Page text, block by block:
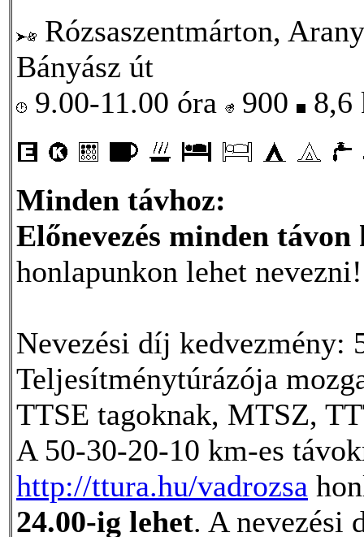
Rózsaszentmárton,
Bányász út
9.00-11.00 óra
900
Minden távhoz:
Előnevezés minden távon
honlapunkon lehet nevezni!
Nevezési díj kedvezmény:
Teljesítménytúrázója
TTSE tagoknak, MTSZ,
A 50-30-20-10 km-es
http://ttura.hu/vadrozsa
24.00-ig lehet. A nevezési